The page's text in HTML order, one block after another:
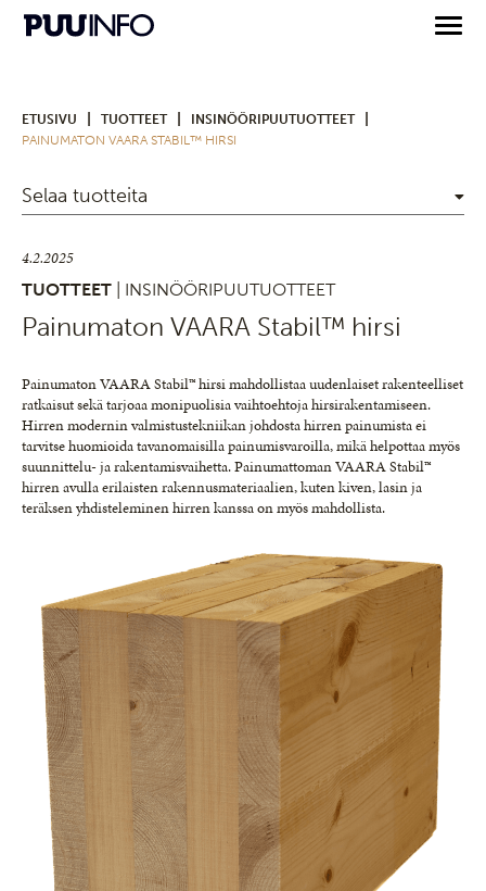
ETUSIVU TUOTTEET INSINÖÖRIPUUTUOTTEET
PAINUMATON VAARA STABIL™ HIRSI
Selaa tuotteita
4.2.2025
TUOTTEET
| INSINÖÖRIPUUTUOTTEET
Painumaton VAARA Stabil™ hirsi
Painumaton VAARA Stabil™ hirsi mahdollistaa uudenlaiset rakenteelliset
ratkaisut sekä tarjoaa monipuolisia vaihtoehtoja hirsirakentamiseen.
Hirren modernin valmistustekniikan johdosta hirren painumista ei
tarvitse huomioida tavanomaisilla painumisvaroilla, mikä helpottaa myös
suunnittelu- ja rakentamisvaihetta. Painumattoman VAARA Stabil™
hirren avulla erilaisten rakennusmateriaalien, kuten kiven, lasin ja
teräksen yhdisteleminen hirren kanssa on myös mahdollista.